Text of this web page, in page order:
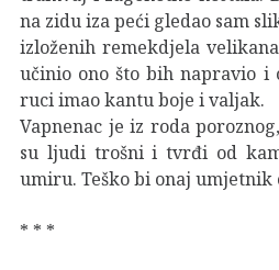
na zidu iza peći gledao sam
izloženih remekdjela
učinio ono što bih napravio i
ruci imao kantu boje i valjak.
Vapnenac je iz roda
su ljudi trošni i tvrđi od
umiru. Teško bi onaj umjetnik
* * *